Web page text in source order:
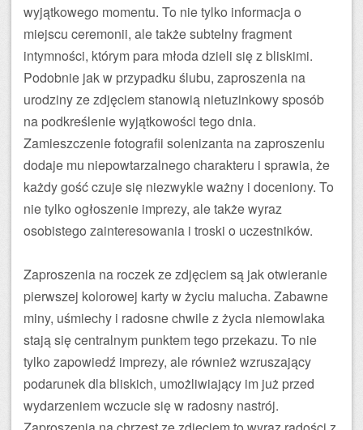
wyjątkowego momentu. To nie tylko informacja o
miejscu ceremonii, ale także subtelny fragment
intymności, którym para młoda dzieli się z bliskimi.
Podobnie jak w przypadku ślubu, zaproszenia na
urodziny ze zdjęciem stanowią nietuzinkowy sposób
na podkreślenie wyjątkowości tego dnia.
Zamieszczenie fotografii solenizanta na zaproszeniu
dodaje mu niepowtarzalnego charakteru i sprawia, że
każdy gość czuje się niezwykle ważny i doceniony. To
nie tylko ogłoszenie imprezy, ale także wyraz
osobistego zainteresowania i troski o uczestników.
Zaproszenia na roczek ze zdjęciem są jak otwieranie
pierwszej kolorowej karty w życiu malucha. Zabawne
miny, uśmiechy i radosne chwile z życia niemowlaka
stają się centralnym punktem tego przekazu. To nie
tylko zapowiedź imprezy, ale również wzruszający
podarunek dla bliskich, umożliwiający im już przed
wydarzeniem wczucie się w radosny nastrój.